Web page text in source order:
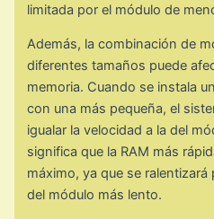
limitada por el módulo de
Además, la combinación de
diferentes tamaños puede
memoria. Cuando se instala
con una más pequeña, el
igualar la velocidad a la del
significa que la RAM más
máximo, ya que se ralentizará
del módulo más lento.